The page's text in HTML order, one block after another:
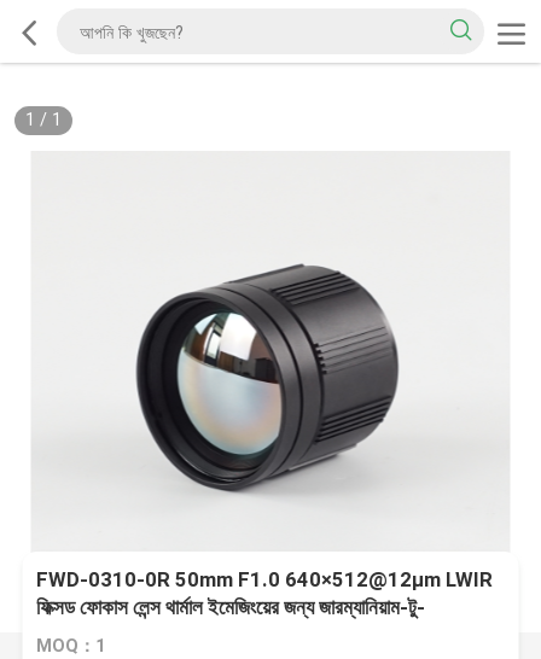
1 / 1
FWD-0310-0R 50mm F1.0 640×512@12μm LWIR
ফিক্সড ফোকাস লেন্স থার্মাল ইমেজিংয়ের জন্য জারম্যানিয়াম-টু-
কলকোজেনাইড আপগ্রেড সহ
MOQ：1